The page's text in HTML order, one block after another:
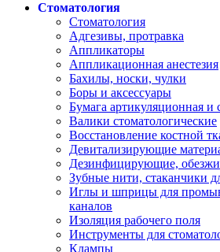
Стоматология
Стоматология
Адгезивы, протравка
Аппликаторы
Аппликационная анестезия
Бахилы, носки, чулки
Боры и аксессуары
Бумага артикуляционная и
Валики стоматологические
Восстановление костной
Девитализирующие
Дезинфицирующие,
Зубные нити, стаканчики
Иглы и шприцы для
каналов
Изоляция рабочего поля
Инструменты для
Клампы